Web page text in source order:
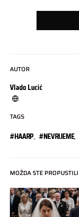
AUTOR
Vlado Lucić
TAGS
#HAARP, #NEVRIJEME,
MOŽDA STE PROPUSTILI